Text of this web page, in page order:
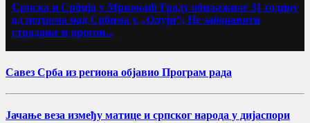
Српска и Србија у Мркоњић Граду обиљежиле 31 годину
од погрома над Србима у „Олуји“; Не заборавити
страдање и прогон...
Савез Срба из региона објавио Програм рада
Јачање веза између матице и српског народа у дијаспори